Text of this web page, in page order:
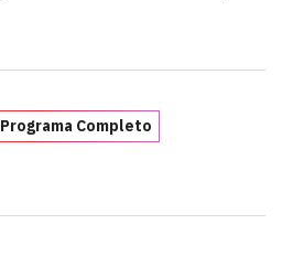
Completo